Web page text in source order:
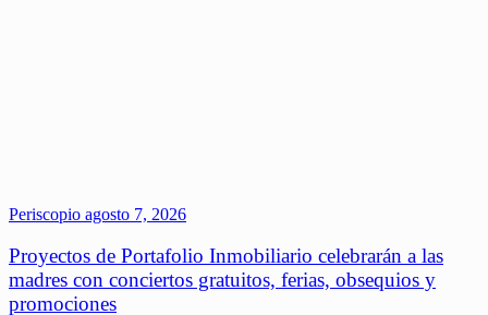
Periscopio agosto 7, 2026
Proyectos de Portafolio Inmobiliario celebrarán a las
madres con conciertos gratuitos, ferias, obsequios y
promociones